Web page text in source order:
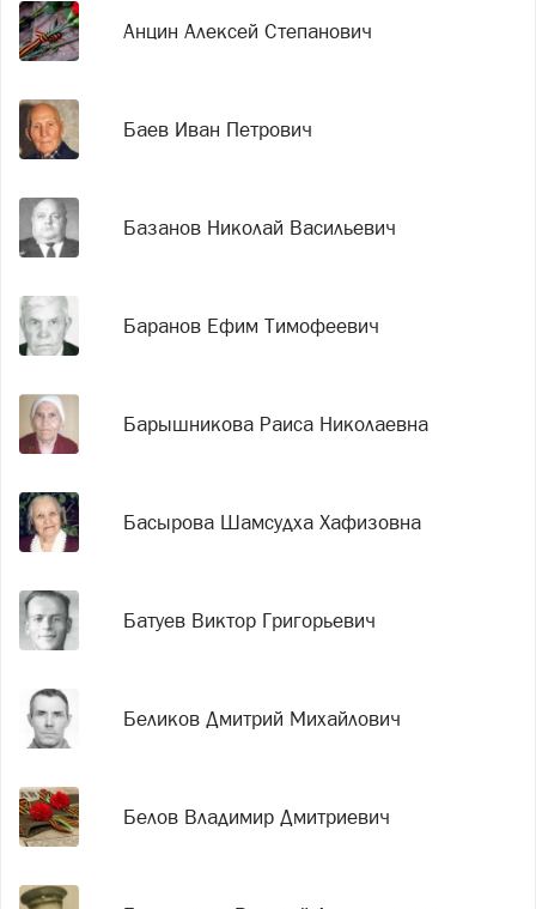
Анцин Алексей Степанович
Баев Иван Петрович
Базанов Николай Васильевич
Баранов Ефим Тимофеевич
Барышникова Раиса Николаевна
Басырова Шамсудха Хафизовна
Батуев Виктор Григорьевич
Беликов Дмитрий Михайлович
Белов Владимир Дмитриевич